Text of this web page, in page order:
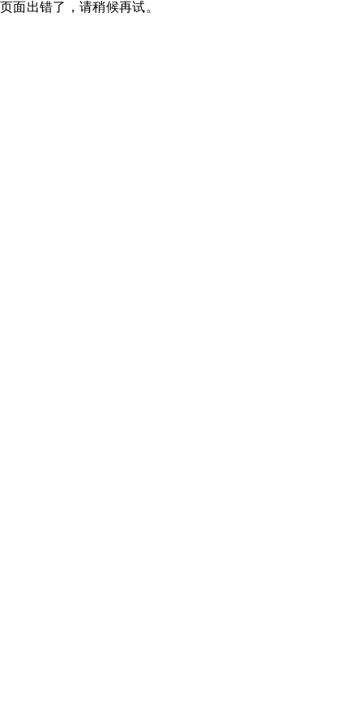
页面出错了，请稍候再试。